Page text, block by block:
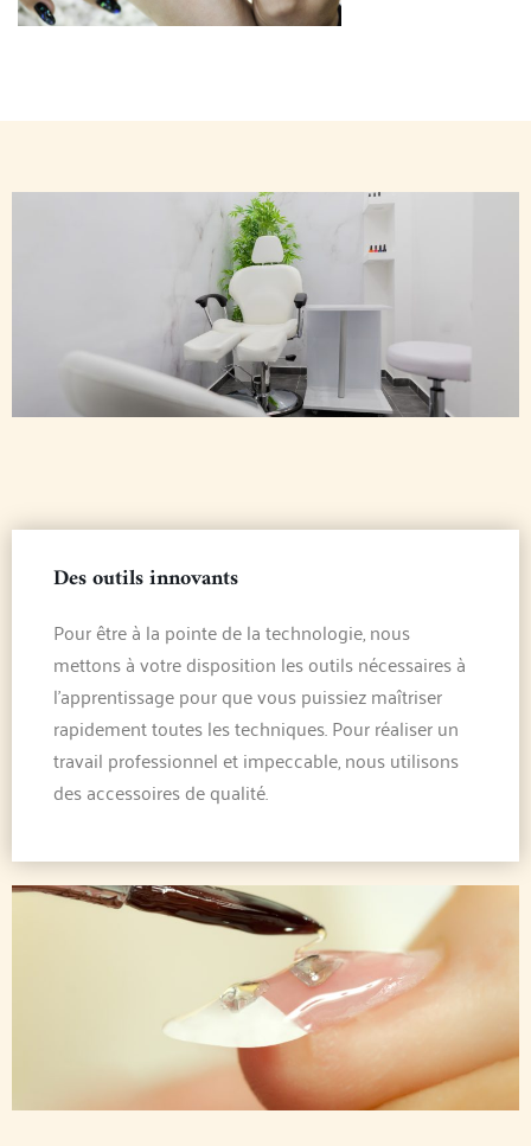
Des outils innovants
Pour être à la pointe de la technologie, nous
mettons à votre disposition les outils nécessaires à
l’apprentissage pour que vous puissiez maîtriser
rapidement toutes les techniques. Pour réaliser un
travail professionnel et impeccable, nous utilisons
des accessoires de qualité.